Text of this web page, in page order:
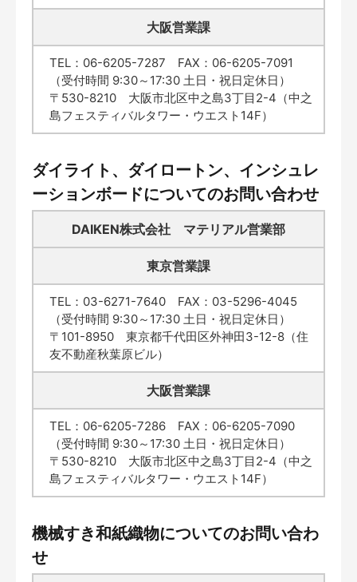
大阪営業課
TEL：06-6205-7287 FAX：06-6205-7091
（受付時間 9:30～17:30 土日・祝日定休日）
〒530-8210 大阪市北区中之島3丁目2-4（中之
島フェスティバルタワー・ウエスト14F）
ダイライト、ダイロートン、インシュレ
ーションボードについてのお問い合わせ
DAIKEN株式会社 マテリアル営業部
東京営業課
TEL：03-6271-7640 FAX：03-5296-4045
（受付時間 9:30～17:30 土日・祝日定休日）
〒101-8950 東京都千代田区外神田3-12-8（住
友不動産秋葉原ビル）
大阪営業課
TEL：06-6205-7286 FAX：06-6205-7090
（受付時間 9:30～17:30 土日・祝日定休日）
〒530-8210 大阪市北区中之島3丁目2-4（中之
島フェスティバルタワー・ウエスト14F）
機械すき和紙織物についてのお問い合わ
せ